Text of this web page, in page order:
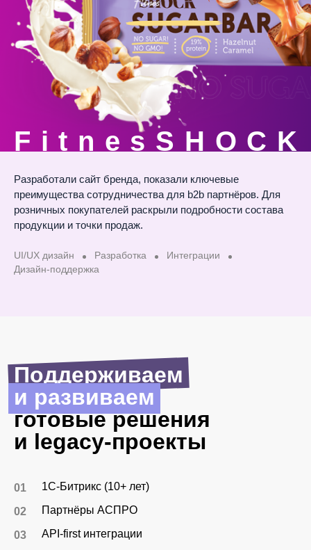
F i t n e s S H O C K
Разработали сайт бренда, показали ключевые
преимущества сотрудничества для b2b партнёров. Для
розничных покупателей раскрыли подробности состава
продукции и точки продаж.
UI/UX дизайн Разработка
Интеграции
Дизайн-поддержка
1С-Битрикс (10+ лет)
Партнёры АСПРО
API-first интеграции
Поддерживаем
и развиваем
готовые решения
и legacy-проекты